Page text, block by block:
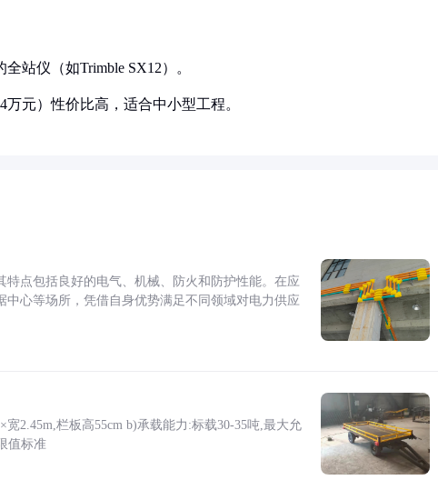
站仪（如Trimble SX12）。
元）性价比高，适合中小型工程。
点包括良好的电气、机械、防火和防护性能。在应
心等场所，凭借自身优势满足不同领域对电力供应
2.45m,栏板高55cm b)承载能力:标载30-35吨,最大允
值标准